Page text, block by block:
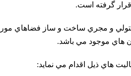
گرفته است.
و مجري ساخت و ساز فضاهاي مورد
هاي موجود مي باشد.
هاي ذيل اقدام مي نمايد: